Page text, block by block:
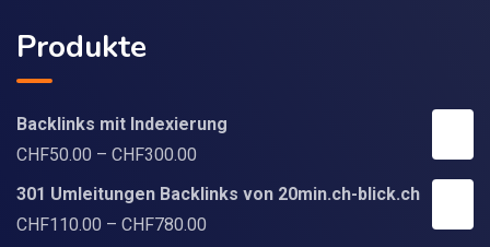
Produkte
Backlinks mit Indexierung
CHF50.00 – CHF300.00
301 Umleitungen Backlinks von 20min.ch-blick.ch
CHF110.00 – CHF780.00